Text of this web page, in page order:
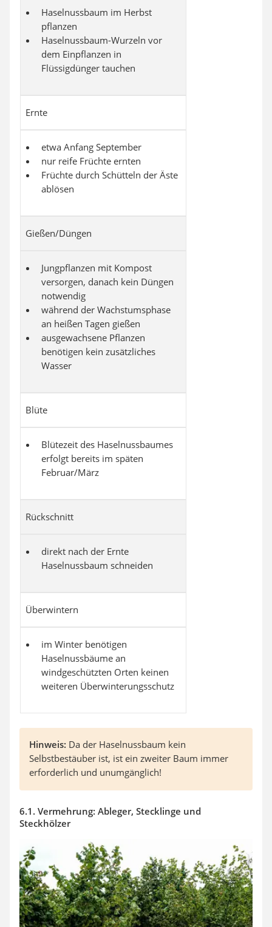
Haselnussbaum im Herbst
pflanzen
Haselnussbaum-Wurzeln vor
dem Einpflanzen in
Flüssigdünger tauchen
Ernte
etwa Anfang September
nur reife Früchte ernten
Früchte durch Schütteln der Äste
ablösen
Gießen/Düngen
Jungpflanzen mit Kompost
versorgen, danach kein Düngen
notwendig
während der Wachstumsphase
an heißen Tagen gießen
ausgewachsene Pflanzen
benötigen kein zusätzliches
Wasser
Blüte
Blütezeit des Haselnussbaumes
erfolgt bereits im späten
Februar/März
Rückschnitt
direkt nach der Ernte
Haselnussbaum schneiden
Überwintern
im Winter benötigen
Haselnussbäume an
windgeschützten Orten keinen
weiteren Überwinterungsschutz
Hinweis: Da der Haselnussbaum kein
Selbstbestäuber ist, ist ein zweiter Baum immer
erforderlich und unumgänglich!
6.1. Vermehrung: Ableger, Stecklinge und
Steckhölzer